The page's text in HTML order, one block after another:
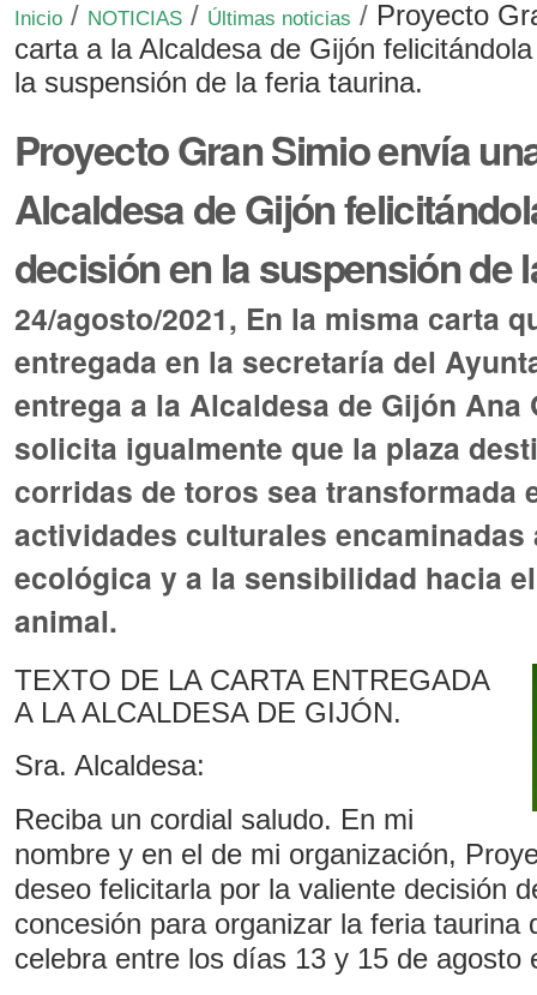
Inicio / NOTICIAS / Últimas noticias / Proyecto
carta a la Alcaldesa de Gijón
la suspensión de la feria taurina.
Proyecto Gran Simio envía
Alcaldesa de Gijón
decisión en la suspensión de
24/agosto/2021, En la misma carta
entregada en la secretaría del
entrega a la Alcaldesa de Gijón Ana
solicita igualmente que la plaza
corridas de toros sea transformada
actividades culturales encaminadas
ecológica y a la sensibilidad hacia
animal.
TEXTO DE LA CARTA ENTREGADA
A LA ALCALDESA DE GIJÓN.
Sra. Alcaldesa:
Reciba un cordial saludo. En mi
nombre y en el de mi organización,
deseo felicitarla por la valiente decisión
concesión para organizar la feria taurina
celebra entre los días 13 y 15 de agosto